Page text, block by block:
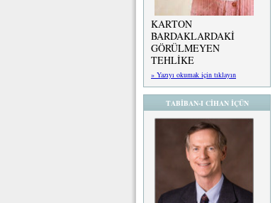
KARTON
BARDAKLARDAKİ
GÖRÜLMEYEN
TEHLİKE
» Yazıyı okumak için tıklayın
TABİBAN-I CİHAN İÇÜN